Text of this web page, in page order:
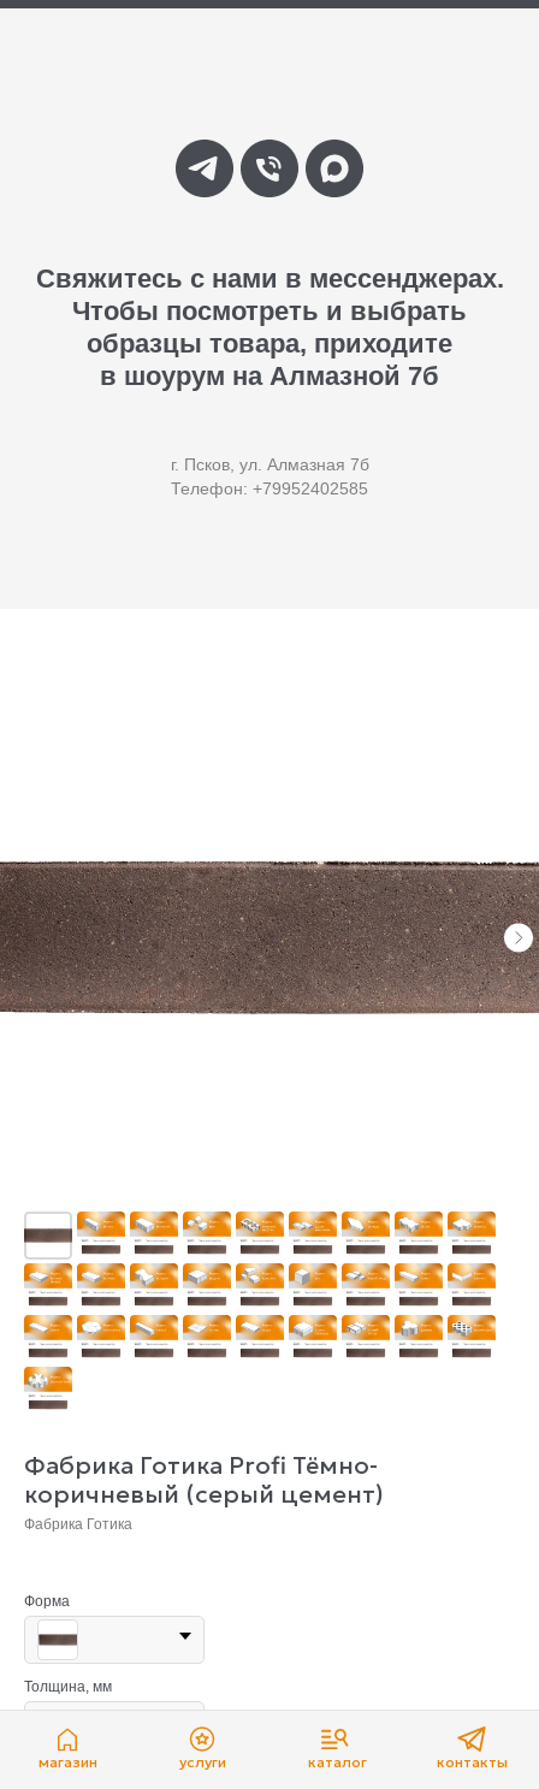
магазин услуги каталог контакты
Свяжитесь с нами в мессенджерах.
Чтобы посмотреть и выбрать
образцы товара, приходите
в шоурум на Алмазной 7б
г. Псков, ул. Алмазная 7б
Телефон: +79952402585
Фабрика Готика Profi Тёмно-
коричневый (серый цемент)
Фабрика Готика
Форма
Толщина, мм
Длина, мм